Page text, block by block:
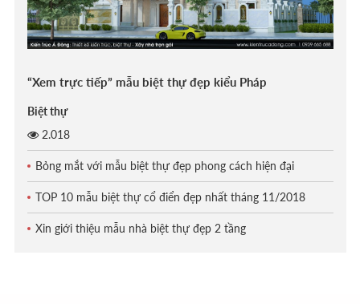
“Xem trực tiếp” mẫu biệt thự đẹp kiểu Pháp
Biệt thự
2.018
Bỏng mắt với mẫu biệt thự đẹp phong cách hiện đại
TOP 10 mẫu biệt thự cổ điển đẹp nhất tháng 11/2018
Xin giới thiệu mẫu nhà biệt thự đẹp 2 tầng